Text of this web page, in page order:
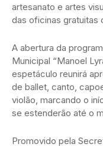
artesanato e artes
das oficinas gratuitas
A abertura da
Municipal “Manoel
espetáculo reunirá
de ballet, canto,
violão, marcando o
se estenderão até o
Promovido pela